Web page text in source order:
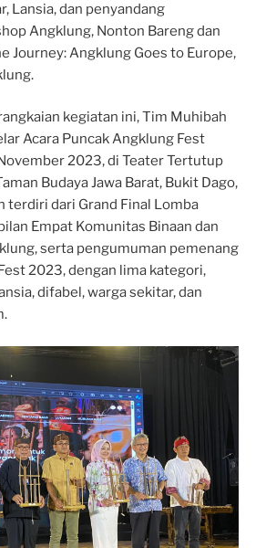
Lansia, dan penyandang
Angklung, Nonton Bareng dan
Journey: Angklung Goes to Europe,
kegiatan ini, Tim Muhibah
Acara Puncak Angklung Fest
2023, di Teater Tertutup
Budaya Jawa Barat, Bukit Dago,
terdiri dari Grand Final Lomba
Empat Komunitas Binaan dan
serta pengumuman pemenang
2023, dengan lima kategori,
difabel, warga sekitar, dan